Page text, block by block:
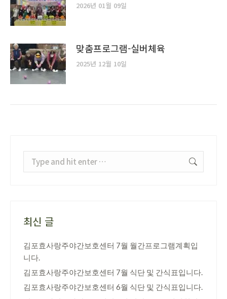
2026년 01월 09일
맞춤프로그램-실버체육
2025년 12월 10일
Search:
최신 글
김포효사랑주야간보호센터 7월 월간프로그램계획입
니다.
김포효사랑주야간보호센터 7월 식단 및 간식표입니다.
김포효사랑주야간보호센터 6월 식단 및 간식표입니다.